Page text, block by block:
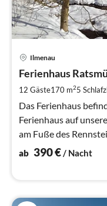
Ilmenau
Ferienhaus
12 Gäste170 m25
Das Ferienhaus
Ferienhaus auf
am Fuße des
mitten im Wald! ---
ab 390€/ Nacht